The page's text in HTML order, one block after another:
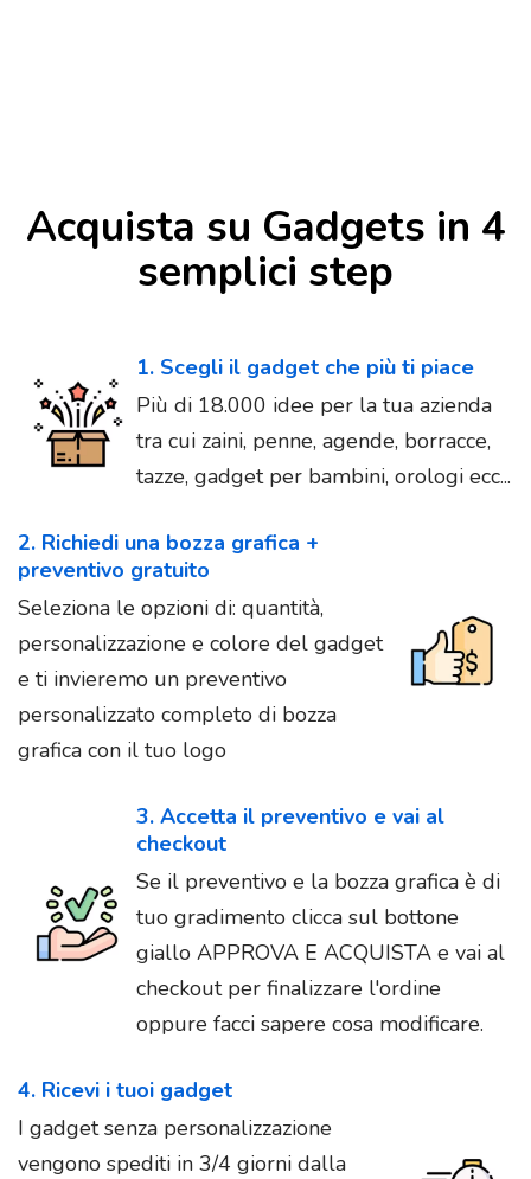
Acquista su Gadgets in 4
semplici step
1. Scegli il gadget che più ti piace
Più di 18.000 idee per la tua azienda
tra cui zaini, penne, agende, borracce,
tazze, gadget per bambini, orologi ecc...
2. Richiedi una bozza grafica +
preventivo gratuito
Seleziona le opzioni di: quantità,
personalizzazione e colore del gadget
e ti invieremo un preventivo
personalizzato completo di bozza
grafica con il tuo logo
3. Accetta il preventivo e vai al
checkout
Se il preventivo e la bozza grafica è di
tuo gradimento clicca sul bottone
giallo APPROVA E ACQUISTA e vai al
checkout per finalizzare l'ordine
oppure facci sapere cosa modificare.
4. Ricevi i tuoi gadget
I gadget senza personalizzazione
vengono spediti in 3/4 giorni dalla